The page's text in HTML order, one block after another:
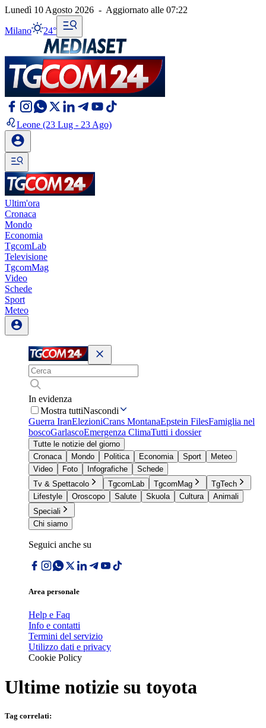
Lunedì 10 Agosto 2026 - Aggiornato alle 07:22
Milano 24°
Leone (23 Lug - 23 Ago)
Ultim'ora
Cronaca
Mondo
Economia
TgcomLab
Televisione
TgcomMag
Video
Schede
Sport
Meteo
In evidenza
Mostra tuttiNascondi
Guerra IranElezioniCrans MontanaEpstein FilesFamiglia nel
boscoGarlascoEmergenza ClimaTutti i dossier
Tutte le notizie del giorno
Cronaca
Mondo Politica Economia Sport
Meteo
Video
Foto Infografiche
Schede
Tv & Spettacolo
TgcomLab TgcomMag
TgTech
Lifestyle
Oroscopo Salute Skuola Cultura
Animali
Speciali
Chi siamo
Seguici anche su
Area personale
Help e Faq
Info e contatti
Termini del servizio
Utilizzo dati e privacy
Cookie Policy
Ultime notizie su toyota
Tag correlati: